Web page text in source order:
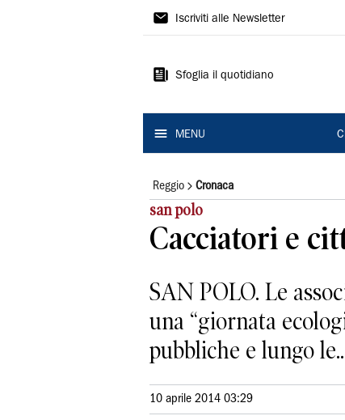
Gazzetta
Reggio
Iscriviti alle Newsletter
Sfoglia il quotidiano
MENU
Reggio Cronaca
san polo
Cacciatori e
SAN POLO. Le
una “giornata
pubbliche e lungo
10 aprile 2014 03:29